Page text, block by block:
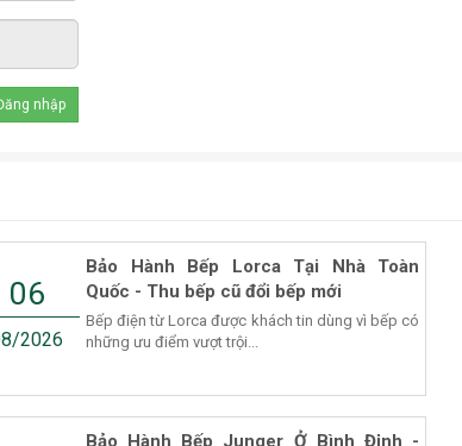
06
2026
Bảo Hành Bếp Lorca Tại Nhà Toàn
Quốc - Thu bếp cũ đổi bếp mới
Bếp điện từ Lorca được khách tin dùng vì bếp có
những ưu điểm vượt trội...
Bảo Hành Bếp Junger Ở Bình Định -